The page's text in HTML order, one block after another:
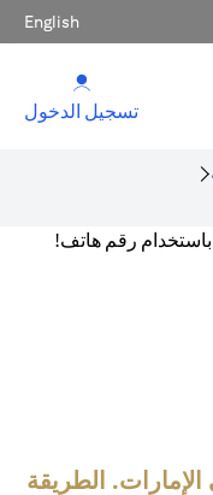
English
تسجيل الدخول
الطريقة